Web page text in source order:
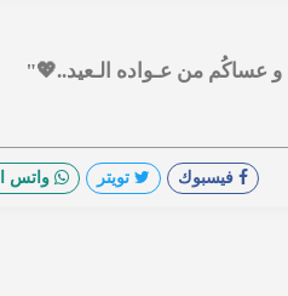
و عساکُم من عـواده الـعيد..💖"
فيسبوك تويتر واتس